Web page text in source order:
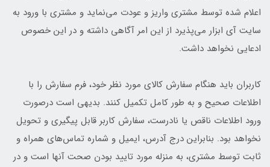
اعلام شده توسط مشتری واریز و عودت می‌نماید و مشتری با ورود به
سایت آی ابزار می‌پذیرد از این امر آگاهی داشته و در این خصوص
ادعایی نخواهد داشت.
کاربران باید هنگام سفارش کالای مورد نظر خود، فرم سفارش را با
اطلاعات صحیح و به طور کامل تکمیل کنند. بدیهی است درصورت
ورود اطلاعات ناقص یا نادرست، سفارش کاربر قابل پیگیری و تحویل
نخواهد بود. بنابراین درج آدرس، ایمیل و شماره تماس‌های همراه و
ثابت توسط مشتری، به منزله مورد تایید بودن صحت آنها است و در